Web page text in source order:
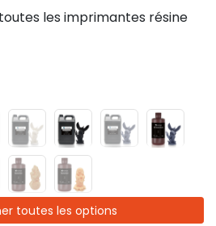
les imprimantes résine
toutes les options